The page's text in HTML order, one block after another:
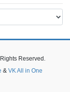
Reserved.
& VK All in One